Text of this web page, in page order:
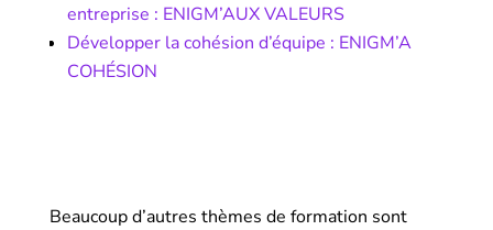
entreprise : ENIGM’AUX VALEURS
Développer la cohésion d’équipe : ENIGM’A
COHÉSION
Beaucoup d’autres thèmes de formation sont